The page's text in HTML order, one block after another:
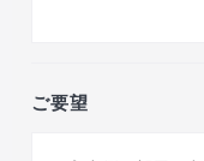
ご要望